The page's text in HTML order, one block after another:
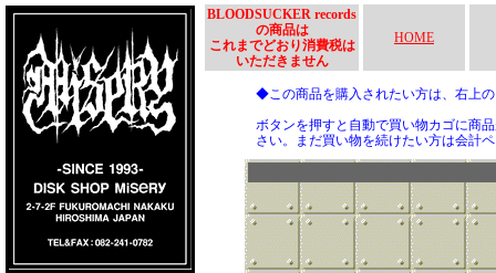
BLOODSUCKER records
の商品は
これまでどおり消費税は
いただきません
HOME
◆この商品を購入されたい方は、右上
ボタンを押すと自動で買い物カゴに商
さい。まだ買い物を続けたい方は会計